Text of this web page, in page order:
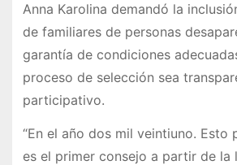
Anna Karolina demandó la
de familiares de personas
garantía de condiciones
proceso de selección sea
participativo.
“En el año dos mil veintiuno. Esto
es el primer consejo a partir de la